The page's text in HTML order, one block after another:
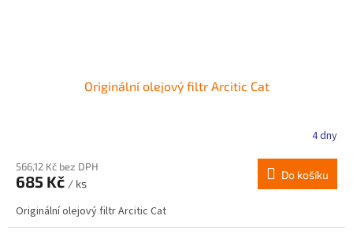
Originální olejový filtr Arcitic Cat
4 dny
566,12 Kč bez DPH
685 Kč / ks
Do košíku
Originální olejový filtr Arcitic Cat